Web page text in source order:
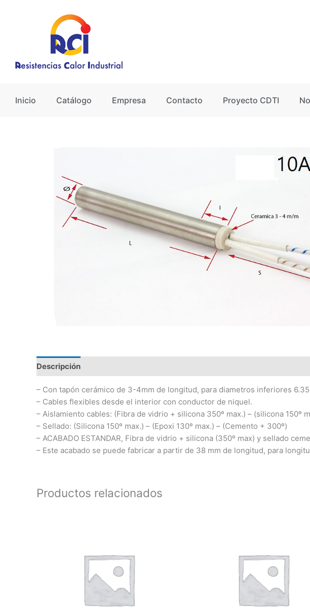
Inicio Catálogo Empresa Contacto Proyecto CDTI
Descripción
– Con tapón cerámico de 3-4mm de longitud, para diametros inferiores
– Cables flexibles desde el interior con conductor de niquel.
– Aislamiento cables: (Fibra de vidrio + silicona 350º max.) – (silicona 150º
– Sellado: (Silicona 150º max.) – (Epoxi 130º max.) – (Cemento + 300º)
– ACABADO ESTANDAR, Fibra de vidrio + silicona (350º max) y sellado
– Este acabado se puede fabricar a partir de 38 mm de longitud, para
Productos relacionados